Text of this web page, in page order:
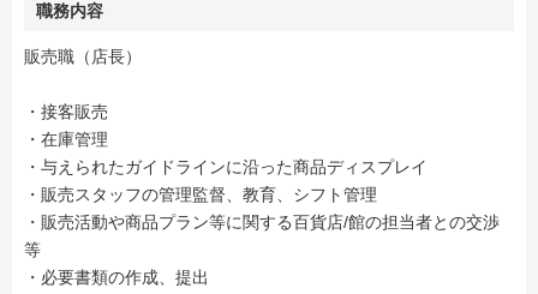
職務内容
販売職（店長）
・接客販売
・在庫管理
・与えられたガイドラインに沿った商品ディスプレイ
・販売スタッフの管理監督、教育、シフト管理
・販売活動や商品プラン等に関する百貨店/館の担当者との交渉
等
・必要書類の作成、提出